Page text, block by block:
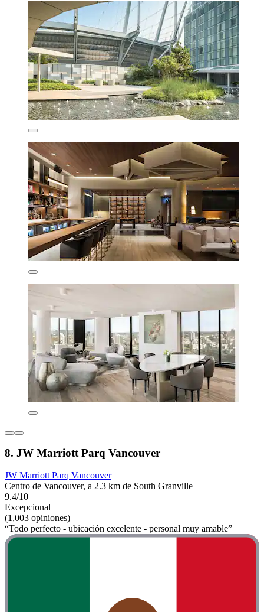
8. JW Marriott Parq Vancouver
JW Marriott Parq Vancouver
Centro de Vancouver, a 2.3 km de South Granville
9.4/10
Excepcional
(1,003 opiniones)
“Todo perfecto - ubicación excelente - personal muy amable”